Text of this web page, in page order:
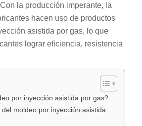
la producción imperante, la
hacen uso de productos
asistida por gas, lo que
lograr eficiencia, resistencia
por inyección asistida por gas?
moldeo por inyección asistida